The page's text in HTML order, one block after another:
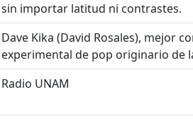
sin importar latitud ni contrastes.
Dave Kika (David Rosales), mejor
experimental de pop originario de
Radio UNAM